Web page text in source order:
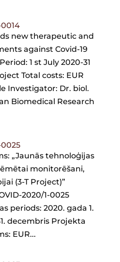
new therapeutic and
against Covid-19
1 st July 2020-31
Total costs: EUR
Investigator: Dr. biol.
Biomedical Research
„Jaunās tehnoloģijas
monitorēšani,
(3-T Project)”
2020/1-0025
periods: 2020. gada 1.
decembris Projekta
EUR...